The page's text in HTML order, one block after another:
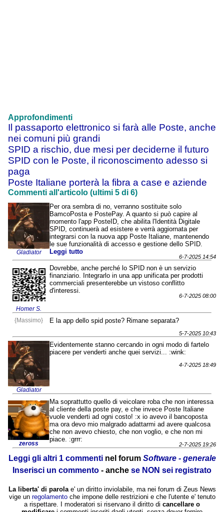
Approfondimenti
Il passaporto elettronico si farà alle Poste, anche
nei comuni più grandi
SPID a rischio, due mesi per deciderne il futuro
SPID con le Poste, il riconoscimento adesso si
paga
Poste Italiane porterà la fibra a case e aziende
Commenti all'articolo (ultimi 5 di 6)
Gladiator
Per ora sembra di no, verranno sostituite solo
BamcoPosta e PostePay. A quanto si può capire al
momento l'app PosteID, che abilita l'Identità Digitale
SPID, continuerà ad esistere e verrà aggiornata per
integrarsi con la nuova app Poste Italiane, mantenendo
le sue funzionalità di accesso e gestione dello SPID.
Leggi tutto
6-7-2025 14:54
Homer S.
Dovrebbe, anche perché lo SPID non è un servizio
finanziario. Integrarlo in una app unificata per prodotti
commerciali presenterebbe un vistoso conflitto
d'interessi.
6-7-2025 08:00
{Massimo} E la app dello spid poste? Rimane separata?
5-7-2025 10:43
Gladiator
Evidentemente stanno cercando in ogni modo di fartelo
piacere per venderti anche quei servizi... :wink:
4-7-2025 18:49
zeross
Ma soprattutto quello di veicolare roba che non interessa
al cliente della poste pay, e che invece Poste Italiane
vuole venderti ad ogni costo! :x io avevo il bancoposta
ma ora devo mio malgrado adattarmi ad avere qualcosa
che non avevo chiesto, che non voglio, e che non mi
piace. :grrr:
2-7-2025 19:26
Leggi gli altri 1 commentinel forum Software - generale
Inserisci un commento - anche se NON sei registrato
La liberta' di parolae' un diritto inviolabile, ma nei forum di Zeus News
vige un regolamentoche impone delle restrizioni e che l'utente e' tenuto
a rispettare. I moderatori si riservano il diritto di cancellare o